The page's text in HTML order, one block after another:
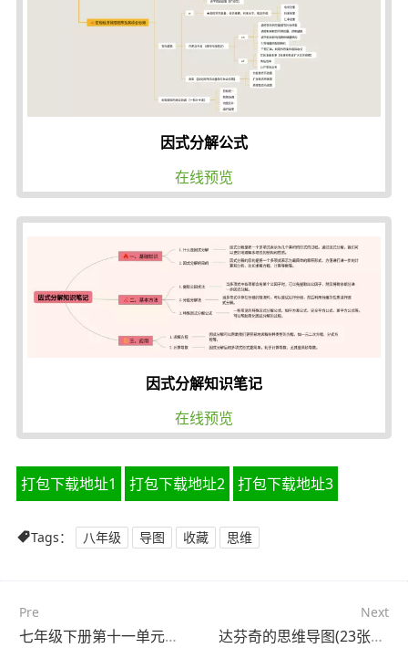
因式分解公式
在线预览
因式分解知识笔记
在线预览
打包下载地址1 打包下载地址2 打包下载地址3
Tags： 八年级 导图 收藏 思维
Pre
七年级下册第十一单元思维导图(20张高清版)
Next
达芬奇的思维导图(23张精选版)